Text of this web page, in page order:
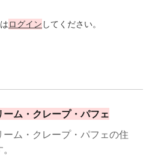
ログイン してください。
ム・クレープ・パフェ
ム・クレープ・パフェの住